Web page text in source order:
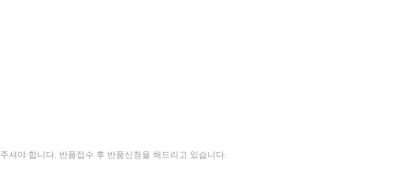
셔야 합니다. 반품접수 후 반품신청을 해드리고 있습니다.